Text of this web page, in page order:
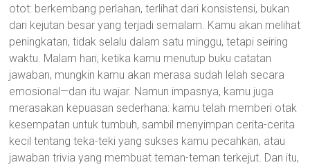
otot: berkembang perlahan, terlihat dari konsistensi, bukan
dari kejutan besar yang terjadi semalam. Kamu akan melihat
peningkatan, tidak selalu dalam satu minggu, tetapi seiring
waktu. Malam hari, ketika kamu menutup buku catatan
jawaban, mungkin kamu akan merasa sudah lelah secara
emosional—dan itu wajar. Namun impasnya, kamu juga
merasakan kepuasan sederhana: kamu telah memberi otak
kesempatan untuk tumbuh, sambil menyimpan cerita-cerita
kecil tentang teka-teki yang sukses kamu pecahkan, atau
jawaban trivia yang membuat teman-teman terkejut. Dan itu,